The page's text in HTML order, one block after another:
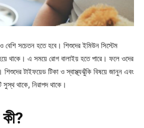
বেশি সচেতন হতে হবে। শিশুদের ইমিউন সিস্টেম
থাকে। এ সময়ে রোগ বালাইয় হতে পারে। ফলে ওদের
টাইফয়েড টিকা ও স্বাস্থ্যঝুঁকি বিষয়ে জানুন এবং
থাকে, নিরাপদ থাকে।